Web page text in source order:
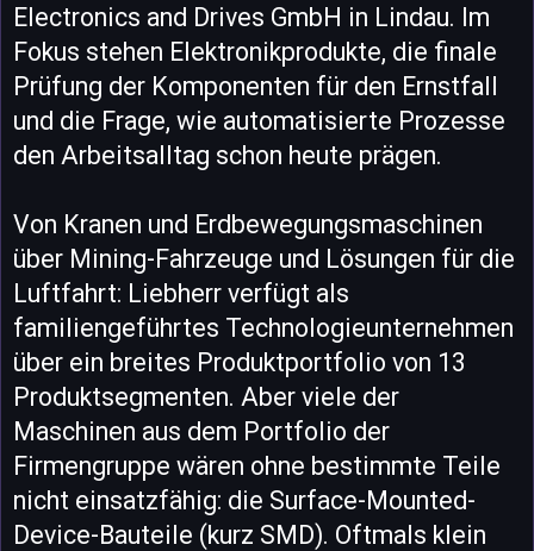
Electronics and Drives GmbH in Lindau. Im
Fokus stehen Elektronikprodukte, die finale
Prüfung der Komponenten für den Ernstfall
und die Frage, wie automatisierte Prozesse
den Arbeitsalltag schon heute prägen.
Von Kranen und Erdbewegungsmaschinen
über Mining-Fahrzeuge und Lösungen für die
Luftfahrt: Liebherr verfügt als
familiengeführtes Technologieunternehmen
über ein breites Produktportfolio von 13
Produktsegmenten. Aber viele der
Maschinen aus dem Portfolio der
Firmengruppe wären ohne bestimmte Teile
nicht einsatzfähig: die Surface-Mounted-
Device-Bauteile (kurz SMD). Oftmals klein